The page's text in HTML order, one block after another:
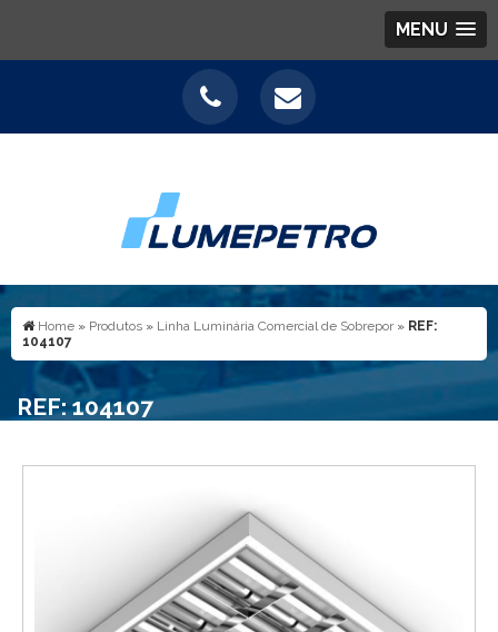
MENU
Home » Produtos » Linha Luminária Comercial de Sobrepor » REF:
104107
REF: 104107